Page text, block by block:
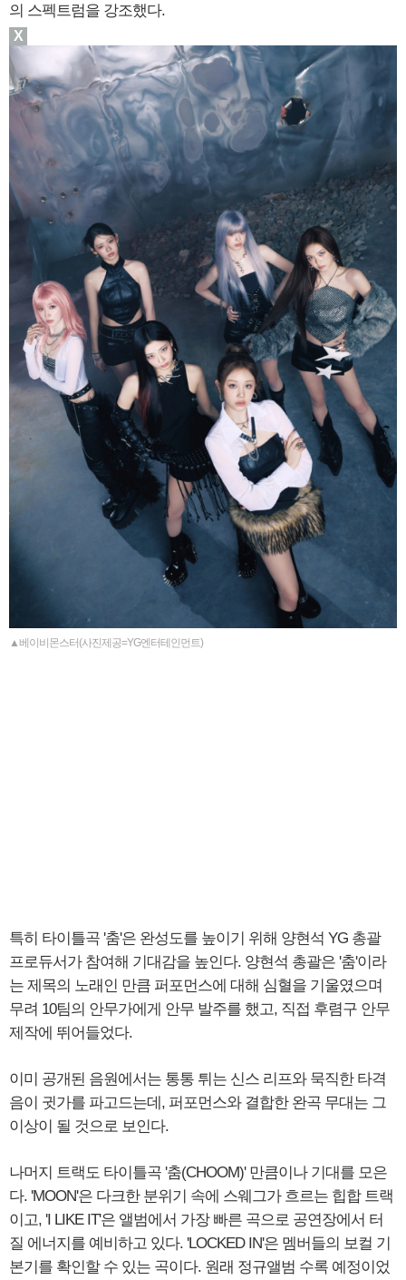
의 스펙트럼을 강조했다.
▲베이비몬스터(사진제공=YG엔터테인먼트)
특히 타이틀곡 '춤'은 완성도를 높이기 위해 양현석 YG 총괄
프로듀서가 참여해 기대감을 높인다. 양현석 총괄은 '춤'이라
는 제목의 노래인 만큼 퍼포먼스에 대해 심혈을 기울였으며
무려 10팀의 안무가에게 안무 발주를 했고, 직접 후렴구 안무
제작에 뛰어들었다.
이미 공개된 음원에서는 통통 튀는 신스 리프와 묵직한 타격
음이 귓가를 파고드는데, 퍼포먼스와 결합한 완곡 무대는 그
이상이 될 것으로 보인다.
나머지 트랙도 타이틀곡 '춤(CHOOM)' 만큼이나 기대를 모은
다. 'MOON'은 다크한 분위기 속에 스웨그가 흐르는 힙합 트랙
이고, 'I LIKE IT'은 앨범에서 가장 빠른 곡으로 공연장에서 터
질 에너지를 예비하고 있다. 'LOCKED IN'은 멤버들의 보컬 기
본기를 확인할 수 있는 곡이다. 원래 정규앨범 수록 예정이었
X